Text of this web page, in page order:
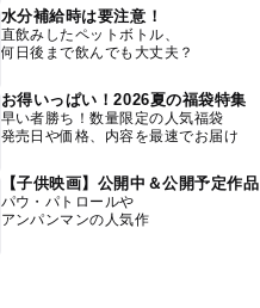
水分補給時は要注意！
直飲みしたペットボトル、
何日後まで飲んでも大丈夫？
お得いっぱい！2026夏の福袋特集
早い者勝ち！数量限定の人気福袋
発売日や価格、内容を最速でお届け
【子供映画】公開中＆公開予定作品
パウ・パトロールや
アンパンマンの人気作